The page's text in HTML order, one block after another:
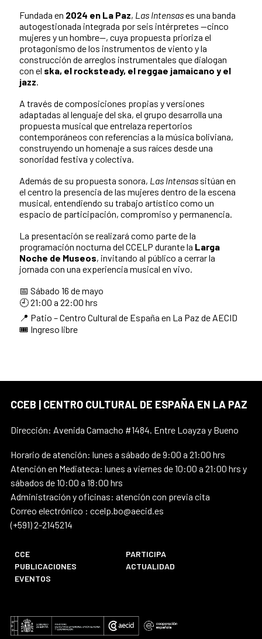
Fundada en 2024 en La Paz, Las Intensases una banda
autogestionada integrada por seis intérpretes —cinco
mujeres y un hombre—, cuya propuesta prioriza el
protagonismo de los instrumentos de viento y la
construcción de arreglos instrumentales que dialogan
con el ska, el rocksteady, el reggae jamaicano y el
jazz.
A través de composiciones propias y versiones
adaptadas al lenguaje del ska, el grupo desarrolla una
propuesta musical que entrelaza repertorios
contemporáneos con referencias a la música boliviana,
construyendo un homenaje a sus raíces desde una
sonoridad festiva y colectiva.
Además de su propuesta sonora, Las Intensas sitúan en
el centro la presencia de las mujeres dentro de la escena
musical, entendiendo su trabajo artístico como un
espacio de participación, compromiso y permanencia.
La presentación se realizará como parte de la
programación nocturna del CCELP durante la Larga
Noche de Museos, invitando al público a cerrar la
jornada con una experiencia musical en vivo.
📅 Sábado 16 de mayo
🕘 21:00 a 22:00 hrs
📍 Patio – Centro Cultural de España en La Paz de AECID
🎟️ Ingreso libre
CCEB | CENTRO CULTURAL DE ESPAÑA EN LA PAZ
Dirección: Avenida Camacho #1484. Entre Loayza y Bueno
Horario de atención: lunes a sábado de 9:00 a 21:00 hrs
Atención en Mediateca: lunes a viernes de 10:00 a 21:00 hrs y
sábados de 10:00 a 18:00 hrs
Administración y oficinas: atención con previa cita
Correo electrónico : ccelp.bo@aecid.es
(+591) 2-2145214
CCE
PARTICIPA
PUBLICACIONES
ACTUALIDAD
EVENTOS